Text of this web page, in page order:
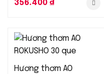
356.400 ₫
Hương thơm AO